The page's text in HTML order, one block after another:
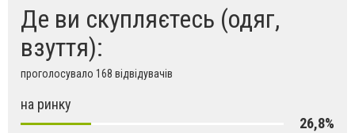
Де ви скупляєтесь (одяг,
взуття):
проголосувало 168 відвідувачів
на ринку
26,8%